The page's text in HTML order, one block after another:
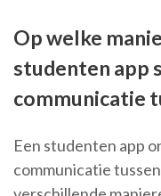
Op welke
studenten app
communicatie
Een studenten app
communicatie